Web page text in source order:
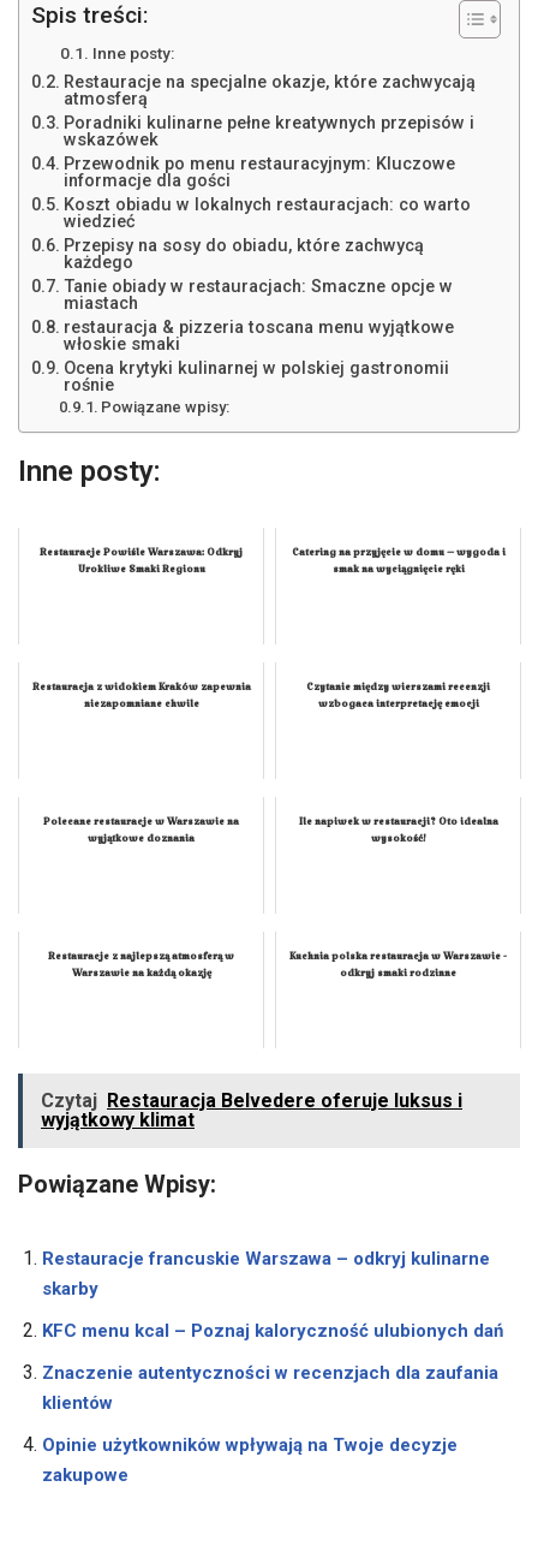
Spis treści:
Inne posty:
Restauracje na specjalne okazje, które zachwycają
atmosferą
Poradniki kulinarne pełne kreatywnych przepisów i
wskazówek
Przewodnik po menu restauracyjnym: Kluczowe
informacje dla gości
Koszt obiadu w lokalnych restauracjach: co warto
wiedzieć
Przepisy na sosy do obiadu, które zachwycą
każdego
Tanie obiady w restauracjach: Smaczne opcje w
miastach
restauracja & pizzeria toscana menu wyjątkowe
włoskie smaki
Ocena krytyki kulinarnej w polskiej gastronomii
rośnie
Powiązane wpisy:
Inne posty:
Restauracje Powiśle Warszawa: Odkryj
Urokliwe Smaki Regionu
Catering na przyjęcie w domu – wygoda i
smak na wyciągnięcie ręki
Restauracja z widokiem Kraków zapewnia
niezapomniane chwile
Czytanie między wierszami recenzji
wzbogaca interpretację emocji
Polecane restauracje w Warszawie na
wyjątkowe doznania
Ile napiwek w restauracji? Oto idealna
wysokość!
Restauracje z najlepszą atmosferą w
Warszawie na każdą okazję
Kuchnia polska restauracja w Warszawie -
odkryj smaki rodzinne
Czytaj Restauracja Belvedere oferuje luksus i
wyjątkowy klimat
Powiązane Wpisy:
Restauracje francuskie Warszawa – odkryj kulinarne
skarby
KFC menu kcal – Poznaj kaloryczność ulubionych dań
Znaczenie autentyczności w recenzjach dla zaufania
klientów
Opinie użytkowników wpływają na Twoje decyzje
zakupowe